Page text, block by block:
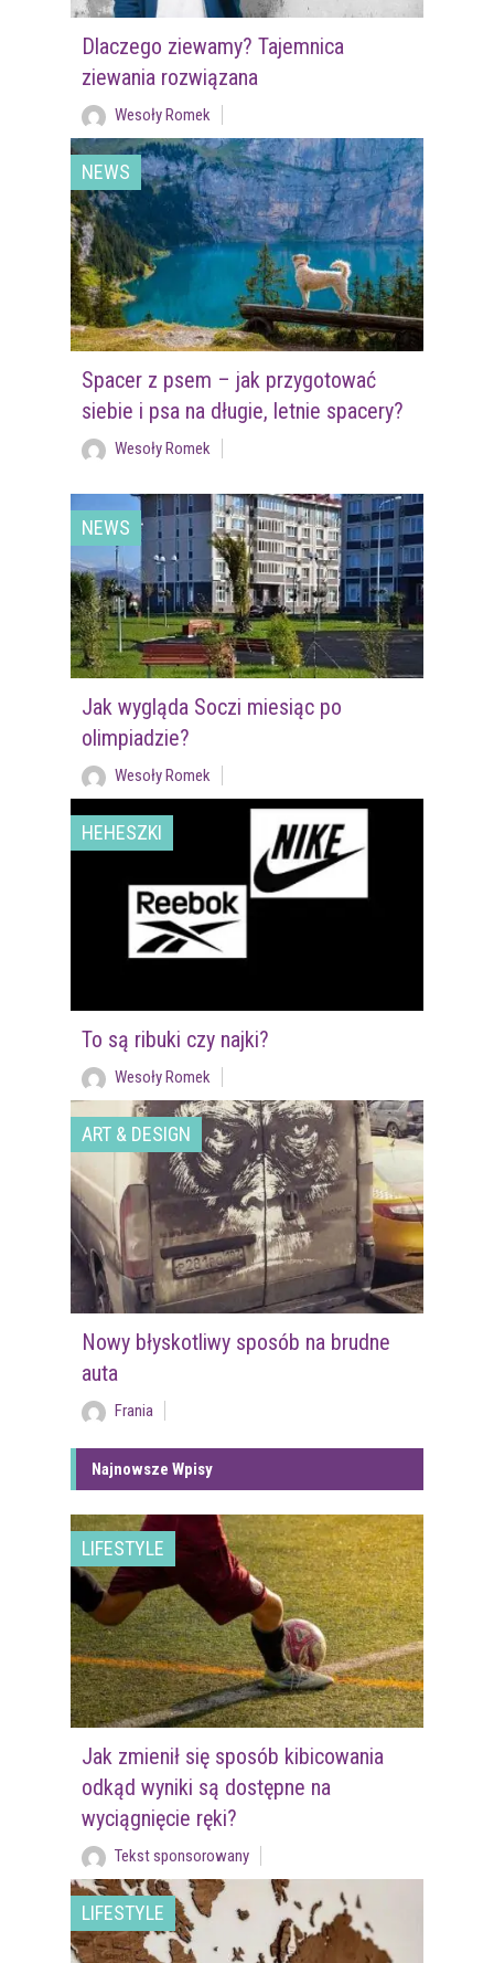
Dlaczego ziewamy? Tajemnica
ziewania rozwiązana
Wesoły Romek
NEWS
Spacer z psem – jak przygotować
siebie i psa na długie, letnie spacery?
Wesoły Romek
NEWS
Jak wygląda Soczi miesiąc po
olimpiadzie?
Wesoły Romek
HEHESZKI
To są ribuki czy najki?
Wesoły Romek
ART & DESIGN
Nowy błyskotliwy sposób na brudne
auta
Frania
Najnowsze Wpisy
LIFESTYLE
Jak zmienił się sposób kibicowania
odkąd wyniki są dostępne na
wyciągnięcie ręki?
Tekst sponsorowany
LIFESTYLE